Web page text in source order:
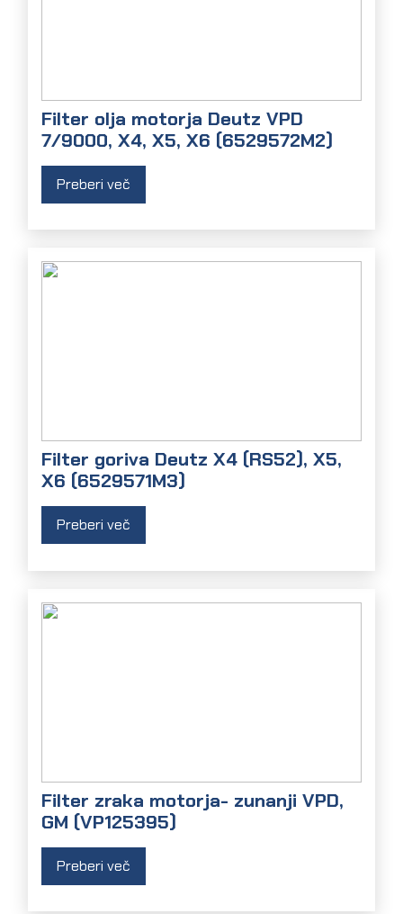
Filter olja motorja Deutz VPD
7/9000, X4, X5, X6 (6529572M2)
Preberi več
Filter goriva Deutz X4 (RS52), X5,
X6 (6529571M3)
Preberi več
Filter zraka motorja- zunanji VPD,
GM (VP125395)
Preberi več